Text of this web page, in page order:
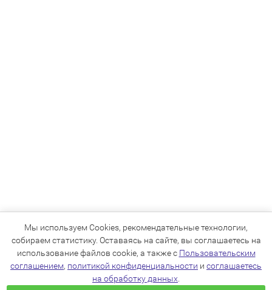
Мы используем Cookies, рекомендательные технологии,
собираем статистику. Оставаясь на сайте, вы соглашаетесь на
использование файлов cookie, а также с Пользовательским
соглашением, политикой конфиденциальности и соглашаетесь
на обработку данных